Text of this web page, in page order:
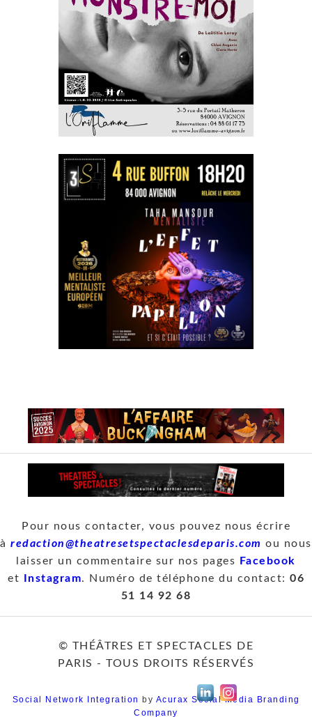
Pour nous contacter, vous pouvez nous écrire
àredaction@theatresetspectaclesdeparis.com ou nous
laisser un commentaire sur nos pages
Facebook
et Instagram. Numéro de téléphone du contact: 06
51 14 92 68
© THÉÂTRES ET SPECTACLES DE
PARIS - TOUS DROITS RÉSERVÉS
Social Network Integration by Acurax Social Media Branding
Company